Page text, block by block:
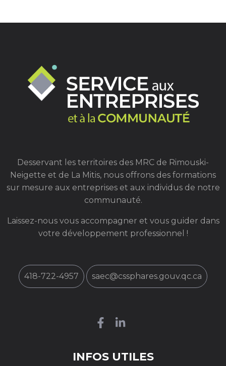
Desservant les territoires des MRC de Rimouski-
Neigette et de La Mitis, nous offrons des formations
sur mesure aux entreprises et aux individus de notre
communauté.
Laissez-nous vous accompagner et vous guider dans
votre développement professionnel !
418-722-4957 saec@cssphares.gouv.qc.ca
INFOS UTILES